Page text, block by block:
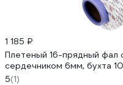
1 185 ₽
Плетеный 16-прядный фал
сердечником 6мм, бухта
5(1)